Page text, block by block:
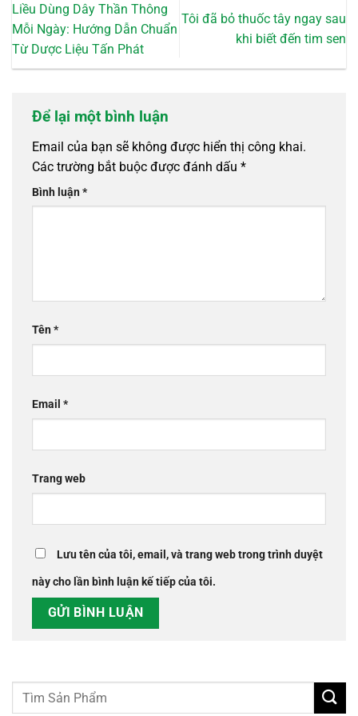
Liều Dùng Dây Thần Thông
Mỗi Ngày: Hướng Dẫn Chuẩn
Từ Dược Liệu Tấn Phát
Tôi đã bỏ thuốc tây ngay sau
khi biết đến tim sen
Để lại một bình luận
Email của bạn sẽ không được hiển thị công khai.
Các trường bắt buộc được đánh dấu *
Bình luận*
Tên*
Email *
Trang web
Lưu tên của tôi, email, và trang web trong trình duyệt
này cho lần bình luận kế tiếp của tôi.